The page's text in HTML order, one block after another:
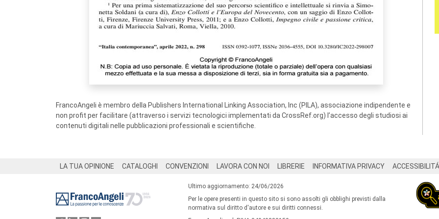
FrancoAngeli è membro della Publishers International Linking Association, Inc (PILA), associazione indipendente e
non profit per facilitare (attraverso i servizi tecnologici implementati da CrossRef.org) l’accesso degli studiosi ai
contenuti digitali nelle pubblicazioni professionali e scientifiche.
LA TUA OPINIONE CATALOGHI CONVENZIONI LAVORA CON NOI LIBRERIE INFORMATIVA PRIVACY ACCESSIBILITÁ
Ultimo aggiornamento: 24/06/2026
Per le opere presenti in questo sito si sono assolti gli obblighi previsti dalla
normativa sul diritto d'autore e sui diritti connessi.